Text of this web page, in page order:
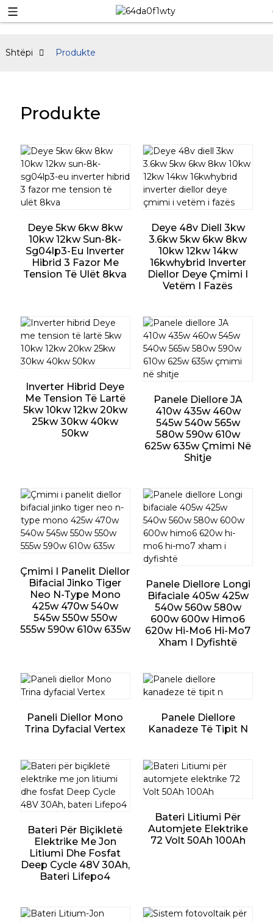
Shtëpi Produkte
Produkte
Deye 5kw 6kw 8kw
10kw 12kw Sun-8k-
Sg04lp3-Eu Inverter
Hibrid 3 Fazor Me
Tension Të Ulët 8kva
Deye 48v Diell 3kw
3.6kw 5kw 6kw 8kw
10kw 12kw 14kw
16kwhybrid Inverter
Diellor Deye Çmimi I
Vetëm I Fazës
Inverter Hibrid Deye
Me Tension Të Lartë
5kw 10kw 12kw 20kw
25kw 30kw 40kw
50kw
Panele Diellore JA
410w 435w 460w
545w 540w 565w
580w 590w 610w
625w 635w Çmimi Në
Shitje
Çmimi I Panelit Diellor
Bifacial Jinko Tiger
Neo N-Type Mono
425w 470w 540w
545w 550w 550w
555w 590w 610w 635w
Panele Diellore Longi
Bifaciale 405w 425w
540w 560w 580w
600w 600w Himo6
620w Hi-Mo6 Hi-Mo7
Xham I Dyfishtë
Paneli Diellor Mono
Trina Dyfacial Vertex
Panele Diellore
Kanadeze Të Tipit N
Bateri Për Biçikletë
Elektrike Me Jon
Litiumi Dhe Fosfat
Deep Cycle 48V 30Ah,
Bateri Lifepo4
Bateri Litiumi Për
Automjete Elektrike
72 Volt 50Ah 100Ah